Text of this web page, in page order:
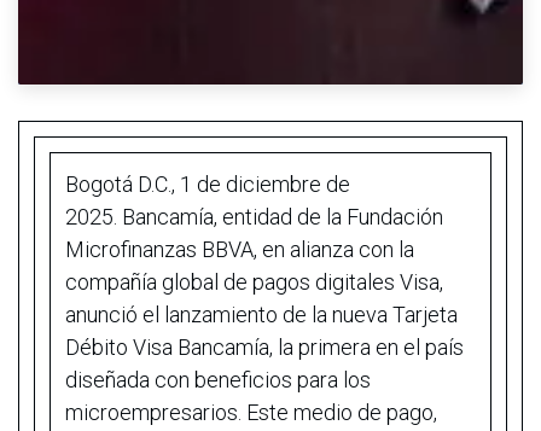
Bogotá D.C., 1 de diciembre de
2025. Bancamía, entidad de la Fundación
Microfinanzas BBVA, en alianza con la
compañía global de pagos digitales Visa,
anunció el lanzamiento de la nueva Tarjeta
Débito Visa Bancamía, la primera en el país
diseñada con beneficios para los
microempresarios. Este medio de pago,